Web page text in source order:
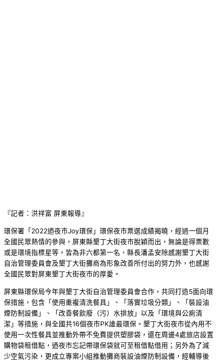
『記者：洪祥富 屏東報導』
環保署「2022迺夜市Joy環保」環保夜市票選成績揭曉，經過一個月
全國民眾熱情的參與，屏東縣墾丁大街夜市脫穎而出，無論是得票數
或是環境指標星等，皆為非六都第一名，縣長潘孟安除感謝墾丁大街
自治管理委員會及墾丁大街攤商為形象改善所付出的努力外，也感謝
全國民眾對屏東墾丁大街夜市的厚愛。
屏東縣環保局今年與墾丁大街自治管理委員會合作，共同打造5面向環
保措施，包含「使用重複清洗餐具」、「落實垃圾分類」、「裝設油
煙防制設備」、「改善餐飲廢（污）水排放」以及「環境與公廁清
潔」等措施，與全國共16個夜市PK誰最環保。墾丁大街夜市從內用不
使用一次性餐具並推動外帶不免費提供塑膠袋，還在周邊4處旅店設置
購物袋租借點，迺夜市忘記帶環保袋就可至租借點借用；另外為了減
少空氣污染，更成立專案小組推動攤商裝設油煙防制設備，經輔導後